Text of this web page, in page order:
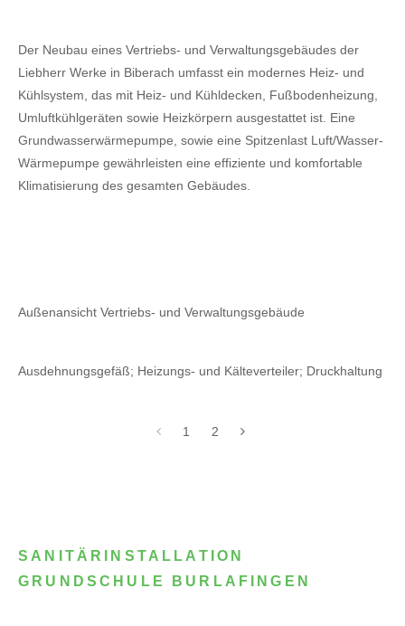
Der Neubau eines Vertriebs- und Verwaltungsgebäudes der
Liebherr Werke in Biberach umfasst ein modernes Heiz- und
Kühlsystem, das mit Heiz- und Kühldecken, Fußbodenheizung,
Umluftkühlgeräten sowie Heizkörpern ausgestattet ist. Eine
Grundwasserwärmepumpe, sowie eine Spitzenlast Luft/Wasser-
Wärmepumpe gewährleisten eine effiziente und komfortable
Klimatisierung des gesamten Gebäudes.
Außenansicht Vertriebs- und Verwaltungsgebäude
Ausdehnungsgefäß; Heizungs- und Kälteverteiler; Druckhaltung
1 2
SANITÄRINSTALLATION
GRUNDSCHULE BURLAFINGEN